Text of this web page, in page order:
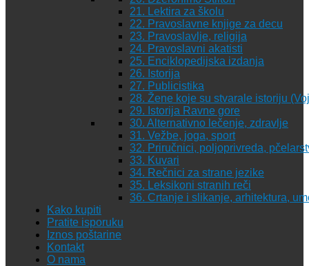
21. Lektira za školu
22. Pravoslavne knjige za decu
23. Pravoslavlje, religija
24. Pravoslavni akatisti
25. Enciklopedijska izdanja
26. Istorija
27. Publicistika
28. Žene koje su stvarale istoriju
29. Istorija Ravne gore
30. Alternativno lečenje, zdravlje
31. Vežbe, joga, sport
32. Priručnici, poljoprivreda,
33. Kuvari
34. Rečnici za strane jezike
35. Leksikoni stranih reči
36. Crtanje i slikanje, arhitektura,
Kako kupiti
Pratite isporuku
Iznos poštarine
Kontakt
O nama